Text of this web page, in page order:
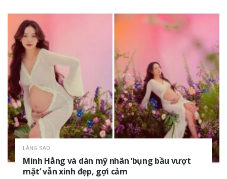
LÀNG SAO
Minh Hằng và dàn mỹ nhân ‘bụng bầu vượt
mặt’ vẫn xinh đẹp, gợi cảm